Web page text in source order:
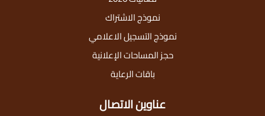
نموذج الاشتراك
نموذج التسجيل الاعلامي
حجز المساحات الإعلانية
باقات الرعاية
عناوين الاتصال